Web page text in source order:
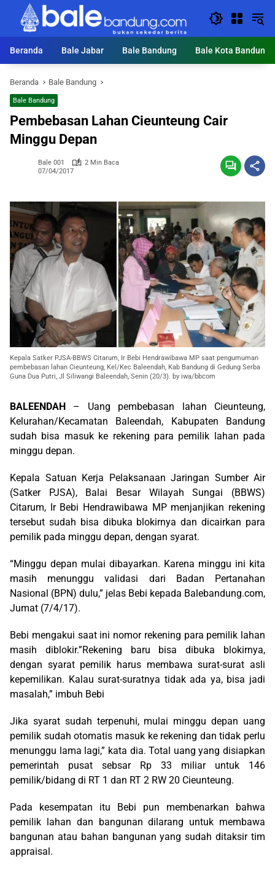
Langsung
konten
Beranda
Bale Jabar Bale Bandung Bale Kota Bandung
Beranda Bale Bandung
Bale Bandung
Pembebasan Lahan Cieunteung Cair
Minggu Depan
Bale 001
2 Min Baca
07/04/2017
Kepala Satker PJSA-BBWS Citarum, Ir Bebi Hendrawibawa MP saat pengumuman
pembebasan lahan Cieunteung, Kel/Kec Baleendah, Kab Bandung di Gedung Serba
Guna Dua Putri, Jl Siliwangi Baleendah, Senin (20/3). by iwa/bbcom
BALEENDAH – Uang pembebasan lahan Cieunteung,
Kelurahan/Kecamatan Baleendah, Kabupaten Bandung
sudah bisa masuk ke rekening para pemilik lahan pada
minggu depan.
Kepala Satuan Kerja Pelaksanaan Jaringan Sumber Air
(Satker PJSA), Balai Besar Wilayah Sungai (BBWS)
Citarum, Ir Bebi Hendrawibawa MP menjanjikan rekening
tersebut sudah bisa dibuka blokirnya dan dicairkan para
pemilik pada minggu depan, dengan syarat.
“Minggu depan mulai dibayarkan. Karena minggu ini kita
masih menunggu validasi dari Badan Pertanahan
Nasional (BPN) dulu,” jelas Bebi kepada Balebandung.com,
Jumat (7/4/17).
Bebi mengakui saat ini nomor rekening para pemilik lahan
masih diblokir.”Rekening baru bisa dibuka blokirnya,
dengan syarat pemilik harus membawa surat-surat asli
kepemilikan. Kalau surat-suratnya tidak ada ya, bisa jadi
masalah,” imbuh Bebi
Jika syarat sudah terpenuhi, mulai minggu depan uang
pemilik sudah otomatis masuk ke rekening dan tidak perlu
menunggu lama lagi,” kata dia. Total uang yang disiapkan
pemerintah pusat sebsar Rp 33 miliar untuk 146
pemilik/bidang di RT 1 dan RT 2 RW 20 Cieunteung.
Pada kesempatan itu Bebi pun membenarkan bahwa
pemilik lahan dan bangunan dilarang untuk membawa
bangunan atau bahan bangunan yang sudah ditaksir tim
appraisal.